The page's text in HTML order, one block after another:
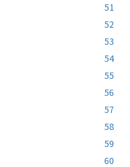
51
52
53
54
55
56
57
58
59
60